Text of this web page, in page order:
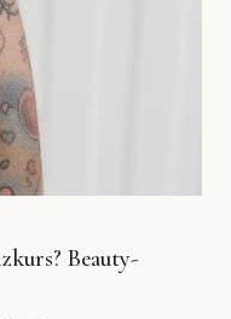
Beauty-